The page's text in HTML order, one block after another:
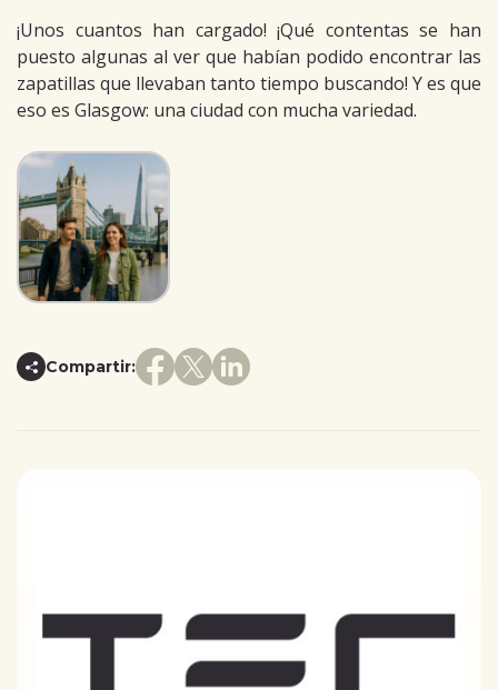
¡Unos cuantos han cargado! ¡Qué contentas se han
puesto algunas al ver que habían podido encontrar las
zapatillas que llevaban tanto tiempo buscando! Y es que
eso es Glasgow: una ciudad con mucha variedad.
Compartir: